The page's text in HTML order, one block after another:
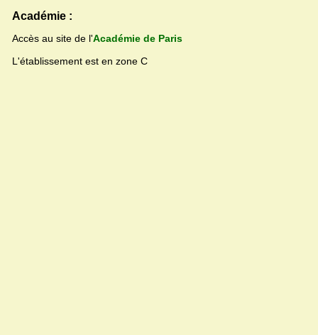
Académie :
Accès au site de l'Académie de Paris
L'établissement est en zone C